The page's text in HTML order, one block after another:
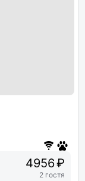
4956 ₽
2 гостя